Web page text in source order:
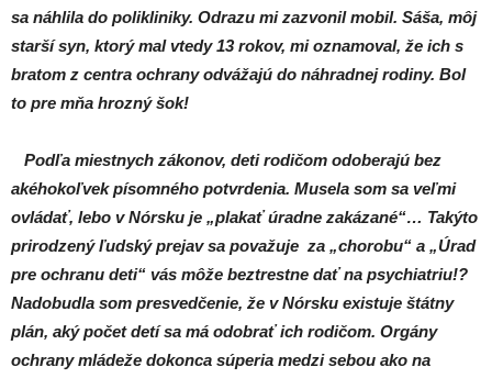
sa náhlila do polikliniky. Odrazu mi zazvonil mobil. Sáša, môj
starší syn, ktorý mal vtedy 13 rokov, mi oznamoval, že ich s
bratom z centra ochrany odvážajú do náhradnej rodiny. Bol
to pre mňa hrozný šok!
Podľa miestnych zákonov, deti rodičom odoberajú bez
akéhokoľvek písomného potvrdenia. Musela som sa veľmi
ovládať, lebo v Nórsku je „plakať úradne zakázané“… Takýto
prirodzený ľudský prejav sa považuje za „chorobu“ a „Úrad
pre ochranu deti“ vás môže beztrestne dať na psychiatriu!?
Nadobudla som presvedčenie, že v Nórsku existuje štátny
plán, aký počet detí sa má odobrať ich rodičom. Orgány
ochrany mládeže dokonca súperia medzi sebou ako na